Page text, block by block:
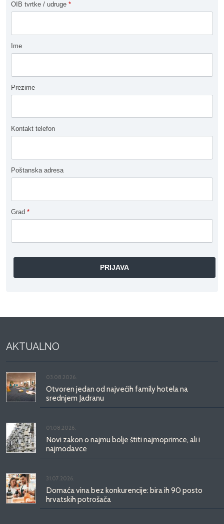
OIB tvrtke / udruge *
Ime
Prezime
Kontakt telefon
Poštanska adresa
Grad *
AKTUALNO
03.08.2026.
Otvoren jedan od najvećih family hotela na
srednjem Jadranu
01.08.2026.
Novi zakon o najmu bolje štiti najmoprimce, ali i
najmodavce
31.07.2026.
Domaća vina bez konkurencije: bira ih 90 posto
hrvatskih potrošača